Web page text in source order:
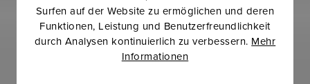
Surfen auf der Website zu ermöglichen und deren
Funktionen, Leistung und Benutzerfreundlichkeit
durch Analysen kontinuierlich zu verbessern. Mehr
Informationen